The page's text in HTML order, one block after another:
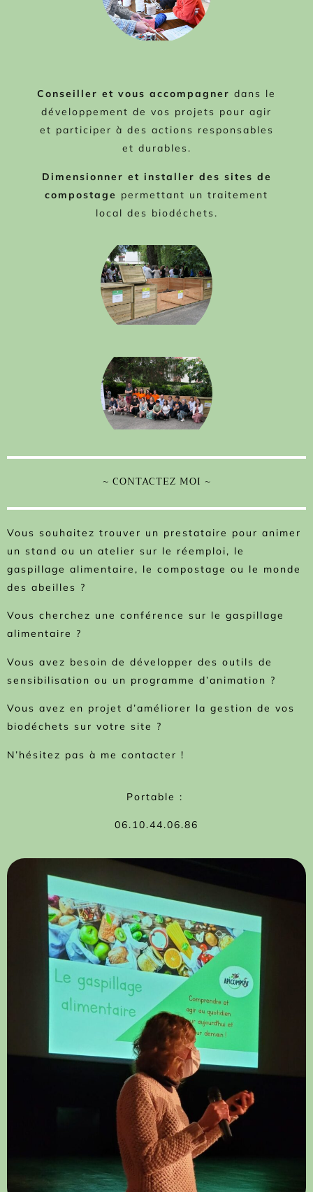
Conseiller et vous accompagner dans le
développement de vos projets pour agir
et participer à des actions responsables
et durables.
Dimensionner et installer des sites de
compostage permettant un traitement
local des biodéchets.
~ CONTACTEZ MOI ~
Vous souhaitez trouver un prestataire pour animer
un stand ou un atelier sur le réemploi, le
gaspillage alimentaire, le compostage ou le monde
des abeilles ?
Vous cherchez une conférence sur le gaspillage
alimentaire ?
Vous avez besoin de développer des outils de
sensibilisation ou un programme d’animation ?
Vous avez en projet d’améliorer la gestion de vos
biodéchets sur votre site ?
N’hésitez pas à me contacter !
Portable :
06.10.44.06.86